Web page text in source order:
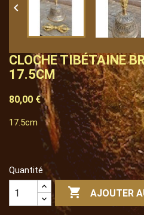

CLOCHE TIBÉTAINE
17.5CM
80,00 €
17.5cm
Quantité
 AJOUTER